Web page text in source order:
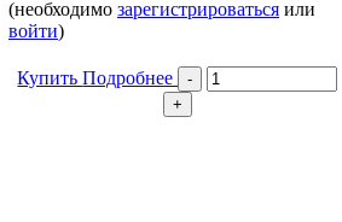
(необходимо зарегистрироватьсяили
войти)
КупитьПодробнее